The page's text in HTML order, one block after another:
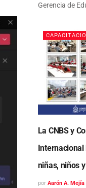
Gerencia de
La CNBS y
niñas, niños
por Aarón A. Mejía